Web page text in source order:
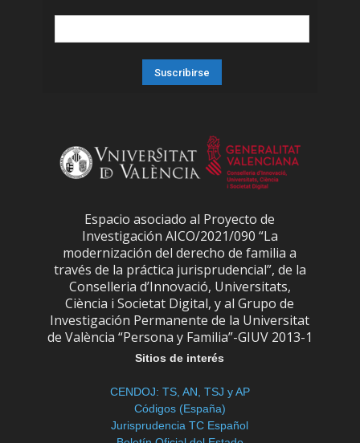
Espacio asociado al Proyecto de
Investigación AICO/2021/090 “La
modernización del derecho de familia a
través de la práctica jurisprudencial”, de la
Conselleria d’Innovació, Universitats,
Ciència i Societat Digital, y al Grupo de
Investigación Permanente de la Universitat
de València “Persona y Familia”-GIUV 2013-1
Sitios de interés
CENDOJ: TS, AN, TSJ y AP
Códigos (España)
Jurisprudencia TC Español